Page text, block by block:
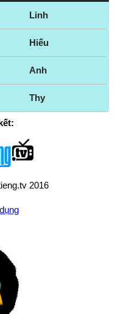
Linh
Hiếu
Anh
Thy
2016
tư